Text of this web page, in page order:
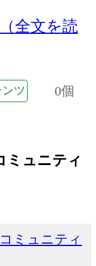
（全文を読
ツ 0個
ミュニティ
ミュニティ